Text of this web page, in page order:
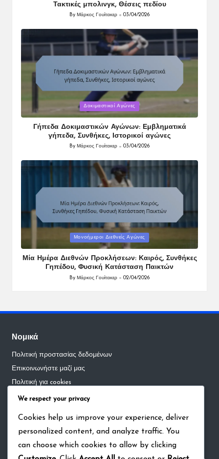
Τακτικές μπολινγκ, Θέσεις πεδίου
Posted
By Μάρκος Γουίτακερ 03/04/2026
in
Δοκιμαστικοί Αγώνες
Γήπεδα Δοκιμαστικών Αγώνων: Εμβληματικά
γήπεδα, Συνθήκες, Ιστορικοί αγώνες
Posted
By Μάρκος Γουίτακερ 03/04/2026
in
Μονοήμεροι Διεθνείς Αγώνες
Μία Ημέρα Διεθνών Προκλήσεων: Καιρός, Συνθήκες
Γηπέδου, Φυσική Κατάσταση Παικτών
Posted
By Μάρκος Γουίτακερ 02/04/2026
Νομικά
Πολιτική προστασίας δεδομένων
Επικοινωνήστε μαζί μας
Πολιτική για cookies
Όροι και προϋποθέσεις
Αναζήτηση
We respect your privacy
Cookies help us improve your experience, deliver
personalized content, and analyze traffic. You
can choose which cookies to allow by clicking